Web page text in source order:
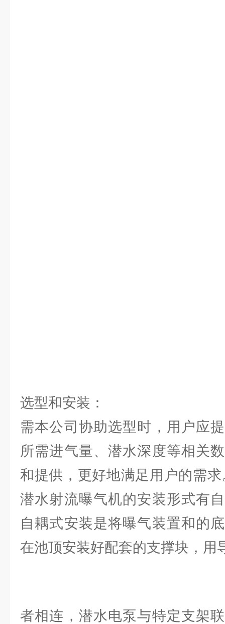
选型和安装：
需本公司协助选型时，用户应
所需进气量、潜水深度等相关
和提供，更好地满足用户的需
潜水射流曝气机的安装形式有
自耦式安装是将曝气装置和的
在池顶安装好配套的支撑块，用
者相连，潜水电泵与特定支架